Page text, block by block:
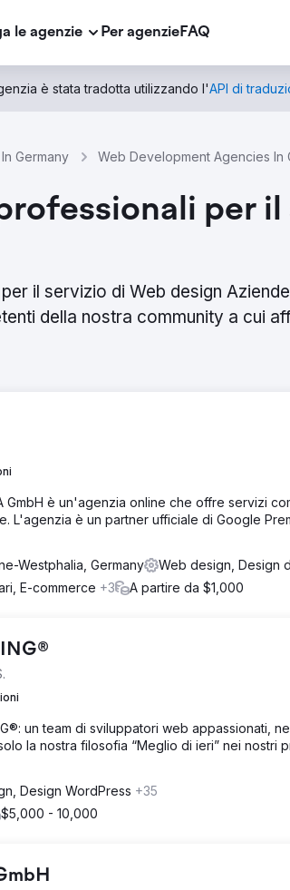
le agenzie Per agenzieFAQ
è stata tradotta utilizzando l'API di
Germany Web Development Agencies In
per
il servizio di Web design
della nostra community a cui
GmbH è un'agenzia online che offre servizi
L'agenzia è un partner ufficiale di Google
Westphalia, Germany
Web design, Design
E-commerce +3 A partire da $1,000
un team di sviluppatori web appassionati,
la nostra filosofia “Meglio di ieri” nei nostri
Design WordPress +35
$5,000 - 10,000